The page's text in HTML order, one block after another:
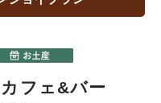
フェ&バー